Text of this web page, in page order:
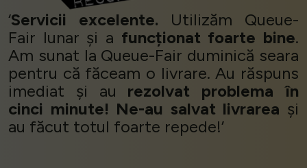
‘Servicii excelente. Utilizăm Queue-
Fair lunar și a funcționat foarte bine.
Am sunat la Queue-Fair duminică seara
pentru că făceam o livrare. Au răspuns
imediat și au rezolvat problema în
cinci minute! Ne-au salvat livrarea și
au făcut totul foarte repede!’